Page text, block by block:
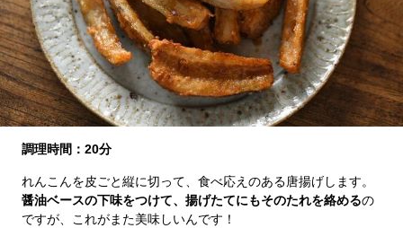
調理時間：20分
れんこんを皮ごと縦に切って、食べ応えのある唐揚げします。
醤油ベースの下味をつけて、揚げたてにもそのたれを絡めるの
ですが、これがまた美味しいんです！